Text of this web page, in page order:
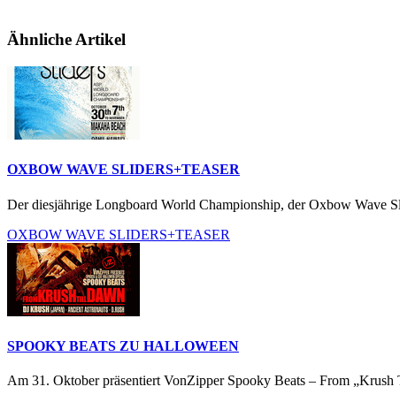
Ähnliche Artikel
OXBOW WAVE SLIDERS+TEASER
Der diesjährige Longboard World Championship, der Oxbow Wave
OXBOW WAVE SLIDERS+TEASER
SPOOKY BEATS ZU HALLOWEEN
Am 31. Oktober präsentiert VonZipper Spooky Beats – From